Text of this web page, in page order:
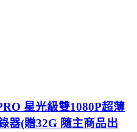
星光級雙1080P超薄
器(贈32G 隨主商品出